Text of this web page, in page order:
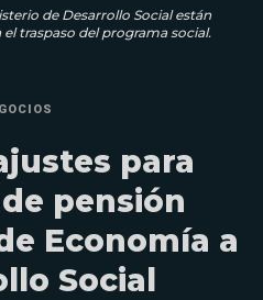
de Desarrollo Social están
traspaso del programa social.
para
pensión
Economía a
Social